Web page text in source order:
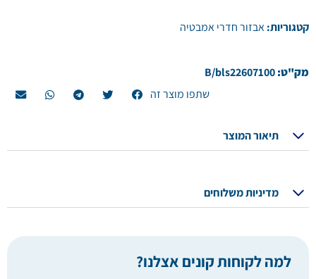
קטגוריות:אבזור חדרי אמבטיה
מק"ט:B/bls22607100
שתפו מוצר זה
תיאור המוצר
מדיניות משלוחים
למה לקוחות קונים אצלנו?